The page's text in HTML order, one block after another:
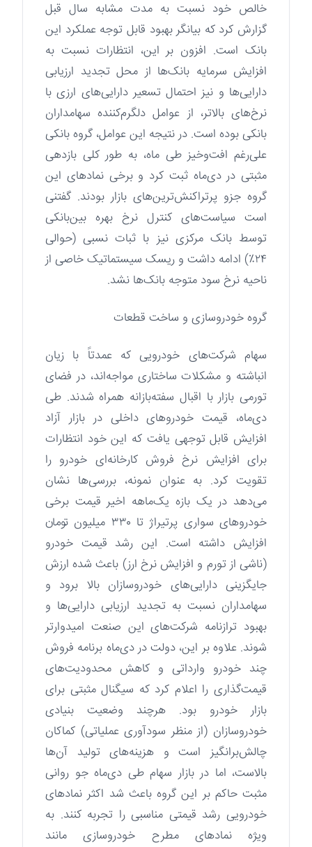
خالص خود نسبت به مدت مشابه سال قبل
گزارش کرد که بیانگر بهبود قابل توجه عملکرد این
بانک است. افزون بر این، انتظارات نسبت به
افزایش سرمایه بانک‌ها از محل تجدید ارزیابی
دارایی‌ها و نیز احتمال تسعیر دارایی‌های ارزی با
نرخ‌های بالاتر، از عوامل دلگرم‌کننده سهامداران
بانکی بوده است. در نتیجه این عوامل، گروه بانکی
علی‌رغم افت‌وخیز طی ماه، به طور کلی بازدهی
مثبتی در دی‌ماه ثبت کرد و برخی نمادهای این
گروه جزو پرتراکنش‌ترین‌های بازار بودند. گفتنی
است سیاست‌های کنترل نرخ بهره بین‌بانکی
توسط بانک مرکزی نیز با ثبات نسبی (حوالی
۲۴٪) ادامه داشت و ریسک سیستماتیک خاصی از
ناحیه نرخ سود متوجه بانک‌ها نشد.
گروه خودروسازی و ساخت قطعات
سهام شرکت‌های خودرویی که عمدتاً با زیان
انباشته و مشکلات ساختاری مواجه‌اند، در فضای
تورمی بازار با اقبال سفته‌بازانه همراه شدند. طی
دی‌ماه، قیمت خودروهای داخلی در بازار آزاد
افزایش قابل توجهی یافت که این خود انتظارات
برای افزایش نرخ فروش کارخانه‌ای خودرو را
تقویت کرد. به عنوان نمونه، بررسی‌ها نشان
می‌دهد در یک بازه یک‌ماهه اخیر قیمت برخی
خودروهای سواری پرتیراژ تا ۳۳۰ میلیون تومان
افزایش داشته است. این رشد قیمت خودرو
(ناشی از تورم و افزایش نرخ ارز) باعث شده ارزش
جایگزینی دارایی‌های خودروسازان بالا برود و
سهامداران نسبت به تجدید ارزیابی دارایی‌ها و
بهبود ترازنامه شرکت‌های این صنعت امیدوارتر
شوند. علاوه بر این، دولت در دی‌ماه برنامه فروش
چند خودرو وارداتی و کاهش محدودیت‌های
قیمت‌گذاری را اعلام کرد که سیگنال مثبتی برای
بازار خودرو بود. هرچند وضعیت بنیادی
خودروسازان (از منظر سودآوری عملیاتی) کماکان
چالش‌برانگیز است و هزینه‌های تولید آن‌ها
بالاست، اما در بازار سهام طی دی‌ماه جو روانی
مثبت حاکم بر این گروه باعث شد اکثر نمادهای
خودرویی رشد قیمتی مناسبی را تجربه کنند. به
ویژه نمادهای مطرح خودروسازی مانند